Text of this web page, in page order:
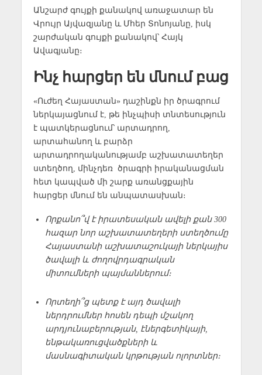
Անշարժ գույքի քանակով առաջատար են
Վրույր Այվազյանը և Մհեր Տոնոյանը, իսկ
շարժական գույքի քանակով՝ Հայկ
Ավագյանը։
Ինչ հարցեր են մնում բաց
«Ուժեղ Հայաստան» դաշինքն իր ծրագրում
ներկայացնում է, թե ինչպիսի տնտեսություն
է պատկերացնում՝ արտադրող,
արտահանող և բարձր
արտադրողականությամբ աշխատատեղեր
ստեղծող, մինչդեռ ծրագրի իրականացման
հետ կապված մի շարք առանցքային
հարցեր մնում են անպատասխան։
Որքանո՞վ է իրատեսական ավելի քան 300
հազար նոր աշխատատեղերի ստեղծումը
Հայաստանի աշխատաշուկայի ներկայիս
ծավալի և ժողովրդագրական
միտումների պայմաններում։
Որտեղի՞ց պետք է այդ ծավալի
ներդրումներ հոսեն դեպի մշակող
արդյունաբերության, էներգետիկայի,
ենթակառուցվածքների և
մասնագիտական կրթության ոլորտներ։